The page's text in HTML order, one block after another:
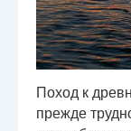
Поход к
прежде